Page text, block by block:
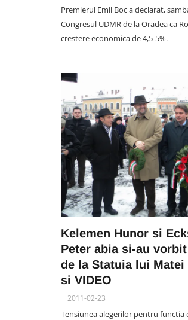
Premierul Emil Boc a declarat,
Congresul UDMR de la Oradea ca
crestere economica de 4,5-5%.
Kelemen Hunor si
Peter abia si-au
de la Statuia lui Matei
si VIDEO
2011-02-23
Tensiunea alegerilor pentru functia